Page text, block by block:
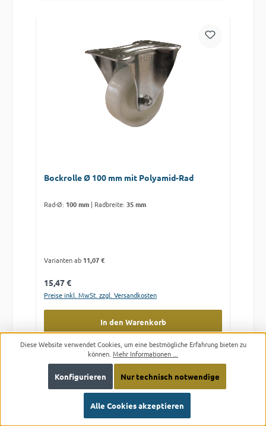
Bockrolle Ø 100 mm mit Polyamid-Rad
Rad-Ø: 100 mm | Radbreite: 35 mm
Varianten ab11,07 €
Regulärer Preis:
15,47 €
Preise inkl. MwSt. zzgl. Versandkosten
In den Warenkorb
Diese Website verwendet Cookies, um eine bestmögliche Erfahrung bieten zu
können. Mehr Informationen ...
Nur technisch notwendige
Konfigurieren
Alle Cookies akzeptieren